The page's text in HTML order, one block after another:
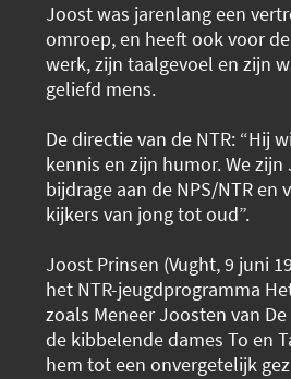
Joost was jarenlang een
omroep, en heeft ook voor
werk, zijn taalgevoel en zijn
geliefd mens.
De directie van de NTR: “Hij
kennis en zijn humor. We
bijdrage aan de NPS/NTR
kijkers van jong tot oud”.
Joost Prinsen (Vught, 9 juni
het NTR-jeugdprogramma
zoals Meneer Joosten van
de kibbelende dames To en
hem tot een onvergetelijk